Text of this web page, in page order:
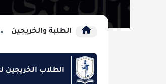
الطلبة والخريجين الخريجين
الطلاب الخريجين لسنة 2019-2020